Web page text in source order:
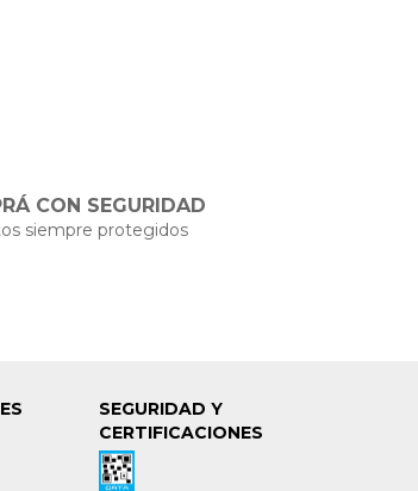
CON SEGURIDAD
siempre protegidos
SEGURIDAD Y
CERTIFICACIONES